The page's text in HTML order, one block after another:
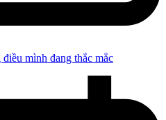
mình đang thắc mắc